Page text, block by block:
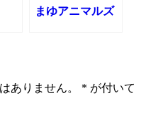
まゆアニマルズ
ありません。 * が付いて